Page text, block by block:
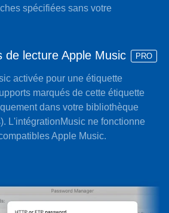
spécifiées sans votre
de lecture Apple Music PRO
activée pour une étiquette
marqués de cette étiquette
dans votre bibliothèque
L'intégrationMusic ne fonctionne
Apple Music.